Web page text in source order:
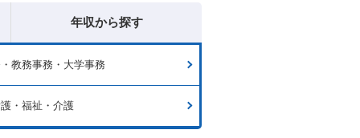
年収から探す
教務事務・大学事務
・福祉・介護